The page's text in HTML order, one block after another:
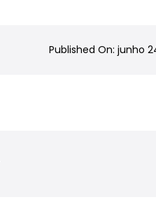
Published On: junho